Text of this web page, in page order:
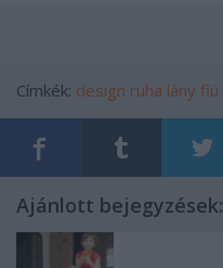
Címkék: design ruha lány fiú
Ajánlott bejegyzések: